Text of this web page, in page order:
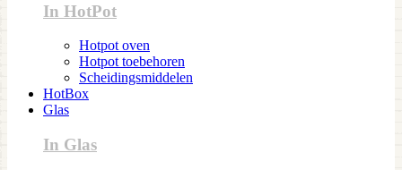
In HotPot
Hotpot oven
Hotpot toebehoren
Scheidingsmiddelen
HotBox
Glas
In Glas